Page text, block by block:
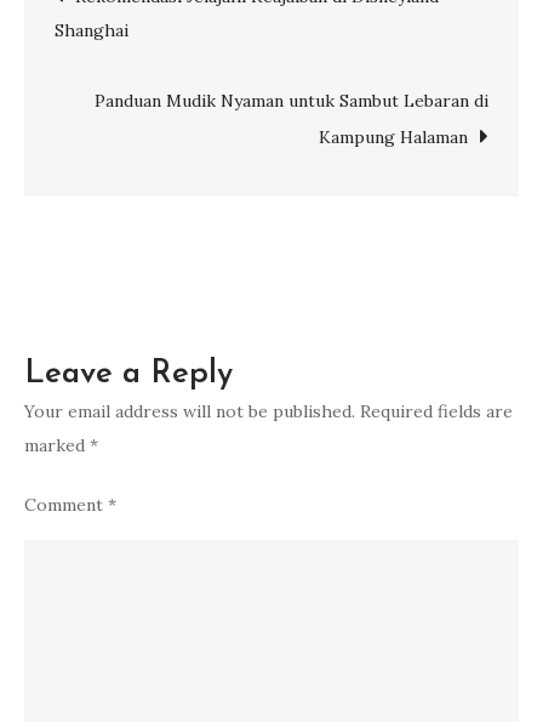
Biasa
Singapura
navigation
Shanghai
Panduan Mudik Nyaman untuk Sambut Lebaran di
Kampung Halaman
Leave a Reply
Your email address will not be published. Required fields are
marked *
Comment *